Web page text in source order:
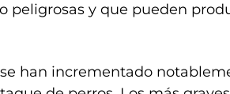
peligrosas y que pueden
han incrementado